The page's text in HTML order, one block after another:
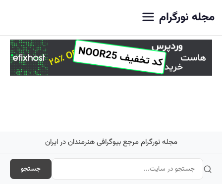
مجله نورگرام
مجله نورگرام مرجع بیوگرافی هنرمندان در ایران
جستجو